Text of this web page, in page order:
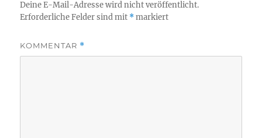
Deine E-Mail-Adresse wird nicht veröffentlicht.
Erforderliche Felder sind mit *markiert
KOMMENTAR *